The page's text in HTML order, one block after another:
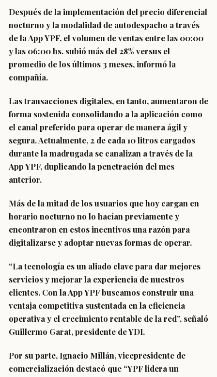
Después de la implementación del precio diferencial
nocturno y la modalidad de autodespacho a través
de la App YPF, el volumen de ventas entre las 00:00
y las 06:00 hs. subió más del 28% versus el
promedio de los últimos 3 meses, informó la
compañía.
Las transacciones digitales, en tanto, aumentaron de
forma sostenida consolidando a la aplicación como
el canal preferido para operar de manera ágil y
segura. Actualmente, 2 de cada 10 litros cargados
durante la madrugada se canalizan a través de la
App YPF, duplicando la penetración del mes
anterior.
Más de la mitad de los usuarios que hoy cargan en
horario nocturno no lo hacían previamente y
encontraron en estos incentivos una razón para
digitalizarse y adoptar nuevas formas de operar.
“La tecnología es un aliado clave para dar mejores
servicios y mejorar la experiencia de nuestros
clientes. Con la App YPF buscamos construir una
ventaja competitiva sustentada en la eficiencia
operativa y el crecimiento rentable de la red”, señaló
Guillermo Garat, presidente de YDI.
Por su parte, Ignacio Millán, vicepresidente de
comercialización destacó que “YPF lidera un